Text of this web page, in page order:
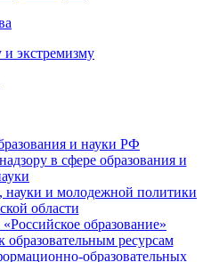
и экстремизму